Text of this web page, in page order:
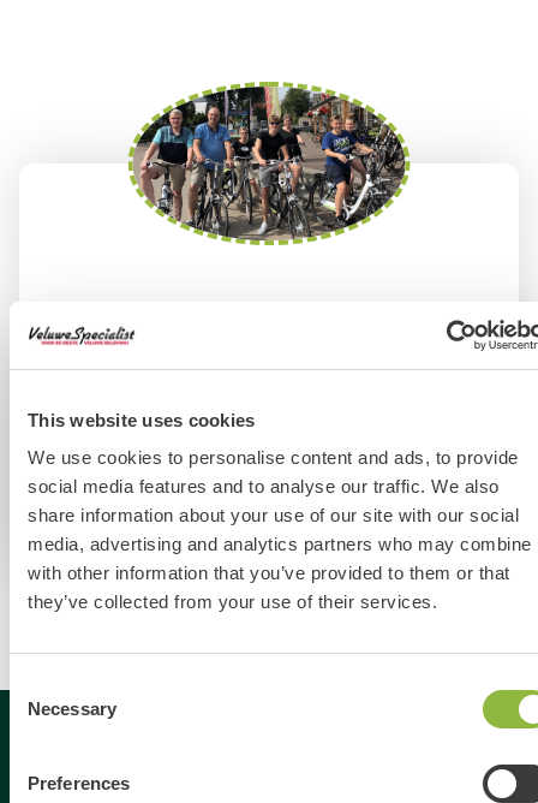
This website uses cookies
We use cookies to personalise content and ads, to provide
social media features and to analyse our traffic. We also
share information about your use of our site with our social
media, advertising and analytics partners who may combine
with other information that you’ve provided to them or that
they’ve collected from your use of their services.
Selection
Necessary
Preferences
TipSchaapskooi Ermelose heide
Leuk weetje! De schaapskooi van Ermelo is een van de
grootste van Nederland. Ook hebben ze hier een
streekproducten en souvenirs kunt kopen.
Fiets(en) huren